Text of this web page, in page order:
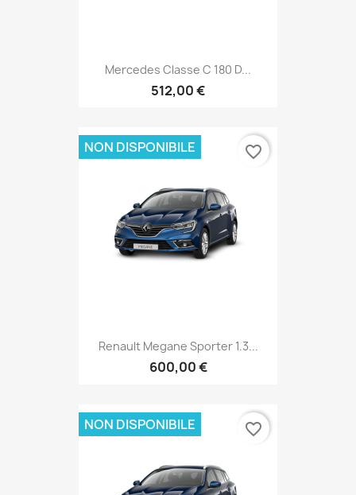
Mercedes Classe C 180 D...
512,00 €
Renault Megane Sporter 1.3...
600,00 €
NON DISPONIBILE favorite_border
NON DISPONIBILE favorite_border